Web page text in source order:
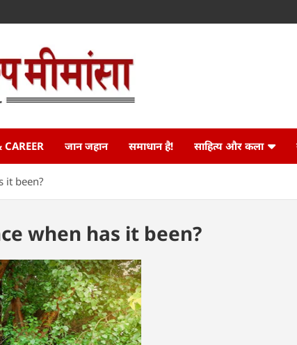
जान जहान समाधान है! साहित्य और कला
it been?
when has it been?